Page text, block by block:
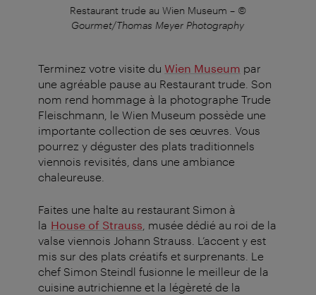
Restaurant trude au Wien Museum – ©
Gourmet/Thomas Meyer Photography
Terminez votre visite du Wien Museum par
une agréable pause au Restaurant trude. Son
nom rend hommage à la photographe Trude
Fleischmann, le Wien Museum possède une
importante collection de ses œuvres. Vous
pourrez y déguster des plats traditionnels
viennois revisités, dans une ambiance
chaleureuse.
Faites une halte au restaurant Simon à
la House of Strauss , musée dédié au roi de la
valse viennois Johann Strauss. L’accent y est
mis sur des plats créatifs et surprenants. Le
chef Simon Steindl fusionne le meilleur de la
cuisine autrichienne et la légèreté de la